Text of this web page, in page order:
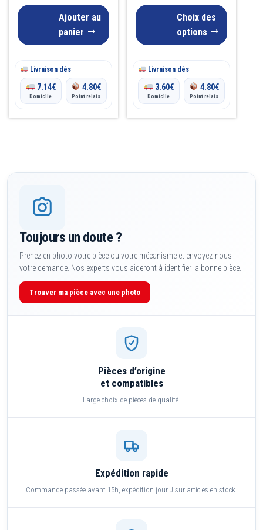
Ajouter au
panier
Livraison dès
7.14€
Domicile
4.80€
Point relais
prix :
22.90€
à
Choix des
options
être
page
Livraison dès
3.60€
Domicile
4.80€
Point relais
Toujours un doute ?
Prenez en photo votre pièce ou votre mécanisme et envoyez-nous
votre demande. Nos experts vous aideront à identifier la bonne pièce.
Trouver ma pièce avec une photo
Pièces d’origine
et compatibles
Large choix de pièces de qualité.
Expédition rapide
Commande passée avant 15h, expédition jour J sur articles en stock.